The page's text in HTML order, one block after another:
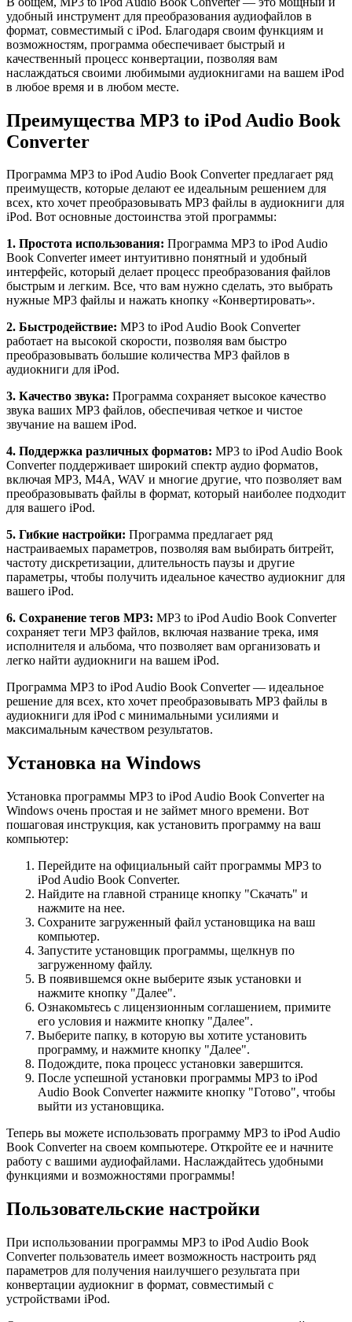
удобный инструмент для преобразования аудиофайлов в
формат, совместимый с iPod. Благодаря своим функциям и
возможностям, программа обеспечивает быстрый и
качественный процесс конвертации, позволяя вам
наслаждаться своими любимыми аудиокнигами на вашем iPod
в любое время и в любом месте.
Преимущества MP3 to iPod Audio Book
Converter
Программа MP3 to iPod Audio Book Converter предлагает ряд
преимуществ, которые делают ее идеальным решением для
всех, кто хочет преобразовывать MP3 файлы в аудиокниги для
iPod. Вот основные достоинства этой программы:
1. Простота использования: Программа MP3 to iPod Audio
Book Converter имеет интуитивно понятный и удобный
интерфейс, который делает процесс преобразования файлов
быстрым и легким. Все, что вам нужно сделать, это выбрать
нужные MP3 файлы и нажать кнопку «Конвертировать».
2. Быстродействие: MP3 to iPod Audio Book Converter
работает на высокой скорости, позволяя вам быстро
преобразовывать большие количества MP3 файлов в
аудиокниги для iPod.
3. Качество звука: Программа сохраняет высокое качество
звука ваших MP3 файлов, обеспечивая четкое и чистое
звучание на вашем iPod.
4. Поддержка различных форматов: MP3 to iPod Audio Book
Converter поддерживает широкий спектр аудио форматов,
включая MP3, M4A, WAV и многие другие, что позволяет вам
преобразовывать файлы в формат, который наиболее подходит
для вашего iPod.
5. Гибкие настройки: Программа предлагает ряд
настраиваемых параметров, позволяя вам выбирать битрейт,
частоту дискретизации, длительность паузы и другие
параметры, чтобы получить идеальное качество аудиокниг для
вашего iPod.
6. Сохранение тегов MP3: MP3 to iPod Audio Book Converter
сохраняет теги MP3 файлов, включая название трека, имя
исполнителя и альбома, что позволяет вам организовать и
легко найти аудиокниги на вашем iPod.
Программа MP3 to iPod Audio Book Converter — идеальное
решение для всех, кто хочет преобразовывать MP3 файлы в
аудиокниги для iPod с минимальными усилиями и
максимальным качеством результатов.
Установка на Windows
Установка программы MP3 to iPod Audio Book Converter на
Windows очень простая и не займет много времени. Вот
пошаговая инструкция, как установить программу на ваш
компьютер:
Перейдите на официальный сайт программы MP3 to
iPod Audio Book Converter.
Найдите на главной странице кнопку "Скачать" и
нажмите на нее.
Сохраните загруженный файл установщика на ваш
компьютер.
Запустите установщик программы, щелкнув по
загруженному файлу.
В появившемся окне выберите язык установки и
нажмите кнопку "Далее".
Ознакомьтесь с лицензионным соглашением, примите
его условия и нажмите кнопку "Далее".
Выберите папку, в которую вы хотите установить
программу, и нажмите кнопку "Далее".
Подождите, пока процесс установки завершится.
После успешной установки программы MP3 to iPod
Audio Book Converter нажмите кнопку "Готово", чтобы
выйти из установщика.
Теперь вы можете использовать программу MP3 to iPod Audio
Book Converter на своем компьютере. Откройте ее и начните
работу с вашими аудиофайлами. Наслаждайтесь удобными
функциями и возможностями программы!
Пользовательские настройки
При использовании программы MP3 to iPod Audio Book
Converter пользователь имеет возможность настроить ряд
параметров для получения наилучшего результата при
конвертации аудиокниг в формат, совместимый с
устройствами iPod.